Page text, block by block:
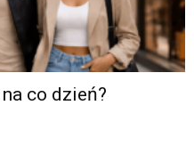
co dzień?